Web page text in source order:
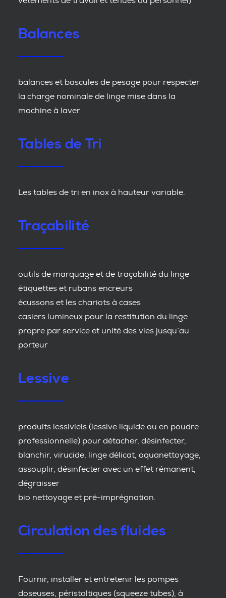
Balances
balances et bascules de pesage pour respecter
la charge nominale de linge mise dans la
machine à laver
Tables de Tri
Les tables de tri en inox à hauteur variable.
Traçabilité
outils de marquage et de traçabilité du linge
étiquettes et rubans encreurs
écussons et les chariots à cases
casiers lumineux pour la restitution du linge
propre par service et unité des vies jusqu’au
porteur
Lessive
produits lessiviels (lessive liquide ou en poudre
professionnelle) pour détacher, désinfecter,
blanchir, virucide, linge délicat, aquanettoyage,
assouplir, désinfecter avec un effet rémanent,
dégraisser
bio nettoyage et pré-imprégnation.
Circulation des fluides
Fournir, installer et entretenir les pompes
doseuses, péristaltiques (squeeze tubes), à